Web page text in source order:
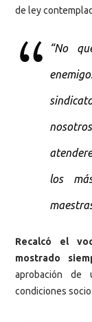
de ley
“No
los
Recalcó el
mostrado
aprobación de
condiciones